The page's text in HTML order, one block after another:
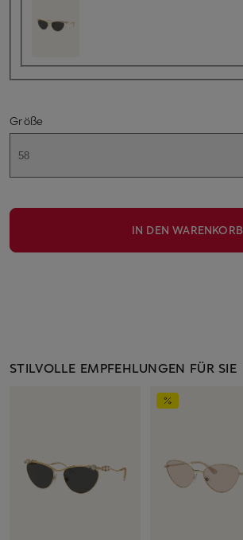
Größe
58
IN DEN WARENKORB
STILVOLLE EMPFEHLUNGEN FÜR SIE